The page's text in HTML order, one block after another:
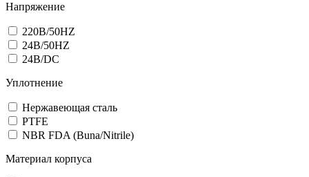
Напряжение
220В/50HZ
24В/50HZ
24В/DC
Уплотнение
Нержавеющая сталь
PTFE
NBR FDA (Buna/Nitrile)
Материал корпуса